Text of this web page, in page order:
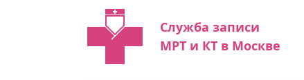
Служба записи
МРТ и КТ в Москве